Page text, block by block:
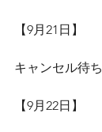
【9月21日】
キャンセル待ち
【9月22日】